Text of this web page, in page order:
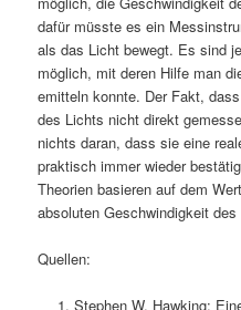
dafür müsste es ein
als das Licht bewegt. Es sind
möglich, mit deren Hilfe man
emitteln konnte. Der Fakt,
des Lichts nicht direkt
nichts daran, dass sie eine
praktisch immer wieder
Theorien basieren auf dem
absoluten Geschwindigkeit
Quellen:
Stephen W. Hawking: